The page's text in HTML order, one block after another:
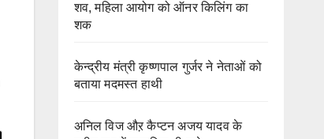
शव, महिला आयोग को ऑनर किलिंग का
शक
केन्द्रीय मंत्री कृष्णपाल गुर्जर ने नेताओं को
बताया मदमस्त हाथी
अनिल विज औऱ कैप्टन अजय यादव के